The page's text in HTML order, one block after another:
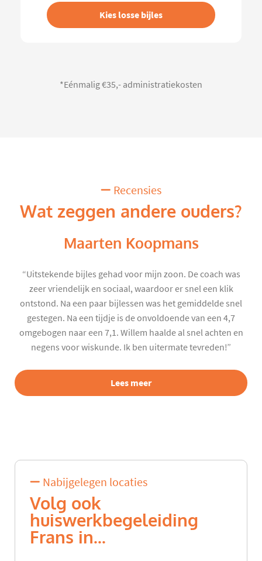
Kies losse bijles
*Eénmalig €35,- administratiekosten
Recensies
Wat zeggen andere ouders?
Maarten Koopmans
“Uitstekende bijles gehad voor mijn zoon. De coach was
zeer vriendelijk en sociaal, waardoor er snel een klik
ontstond. Na een paar bijlessen was het gemiddelde snel
gestegen. Na een tijdje is de onvoldoende van een 4,7
omgebogen naar een 7,1. Willem haalde al snel achten en
negens voor wiskunde. Ik ben uitermate tevreden!”
Lees meer
Nabijgelegen locaties
Volg ook
huiswerkbegeleiding
Frans in...